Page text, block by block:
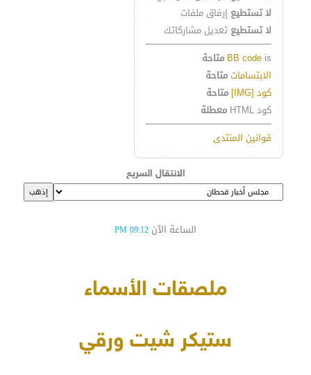
لا تستطيع إرفاق ملفات
لا تستطيع تعديل مشاركاتك
BB code is
متاحة
الابتساماتمتاحة
كود [IMG]
متاحة
كود HTML
معطلة
قوانين المنتدى
الانتقال السريع
الساعة الآن 09:12 PM
ملصقات الأسماء
ستيكر شيت ورقي